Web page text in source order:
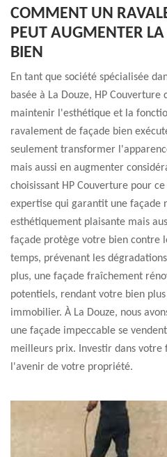
COMMENT UN
PEUT AUGMENTER
BIEN
En tant que société spécialisée
basée à La Douze, HP
maintenir l'esthétique et la
ravalement de façade bien
seulement transformer
mais aussi en augmenter
choisissant HP Couverture pour
expertise qui garantit une façade
esthétiquement plaisante mais
façade protège votre bien contre
temps, prévenant les
plus, une façade fraîchement
potentiels, rendant votre bien
immobilier. À La Douze, nous
une façade impeccable se
meilleurs prix. Investir dans votre
l'avenir de votre propriété.